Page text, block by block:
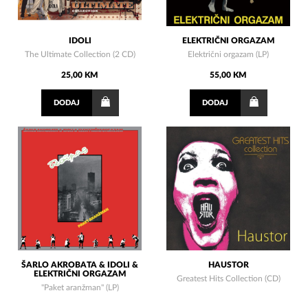
IDOLI
The Ultimate Collection (2 CD)
25,00 KM
DODAJ
ELEKTRIČNI ORGAZAM
Električni orgazam (LP)
55,00 KM
DODAJ
ŠARLO AKROBATA & IDOLI &
ELEKTRIČNI ORGAZAM
"Paket aranžman" (LP)
HAUSTOR
Greatest Hits Collection (CD)